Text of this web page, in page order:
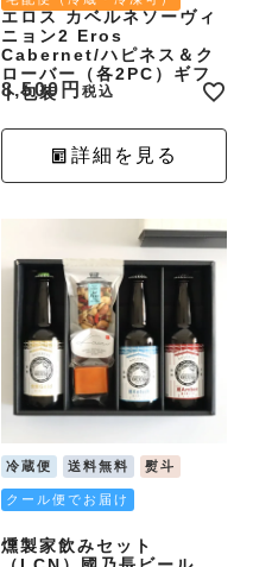
エロス カベルネソーヴィ
ニョン2 Eros
Cabernet/ハピネス＆ク
ローバー（各2PC）ギフ
ト包装
8,500 税込
詳細を見る
冷蔵便 送料無料 熨斗
クール便でお届け
燻製家飲みセット